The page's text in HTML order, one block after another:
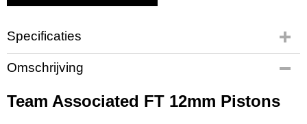
Specificaties
Productcode
91625
91625
Omschrijving
Team Associated FT 12mm Pistons